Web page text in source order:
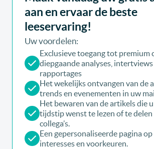
aan en ervaar de beste
leeservaring!
Uw voordelen:
Exclusieve toegang tot premium
diepgaande analyses, intertviews
rapportages
Het wekelijks ontvangen van de
trends en evenementen in uw
Het bewaren van de artikels die
tijdstip wenst te lezen of te
collega’s.
Een gepersonaliseerde pagina
interesses en voorkeuren.